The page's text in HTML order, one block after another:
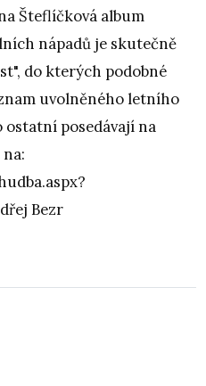
Šteflíčková album
nápadů je skutečně
do kterých podobné
uvolněného letního
posedávají na
Bezr